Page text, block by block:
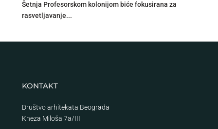
Šetnja Profesorskom kolonijom biće fokusirana za
rasvetljavanje...
KONTAKT
Društvo arhitekata Beograda
Kneza Miloša 7a/III